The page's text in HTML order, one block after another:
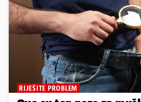
RIJEŠITE PROBLEM